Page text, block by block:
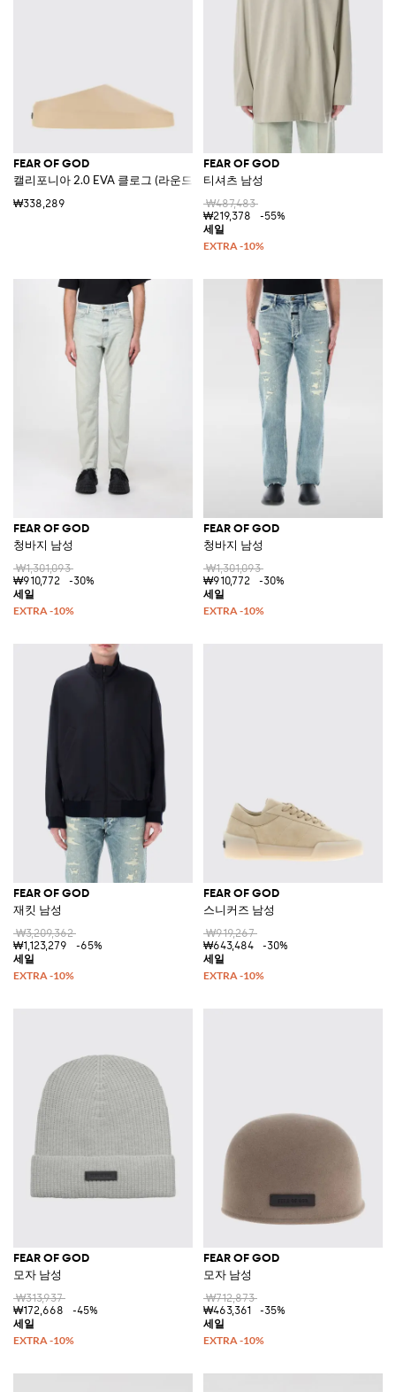
FEAR OF GOD
캘리포니아 2.0 EVA 클로그 (라운드 토 및 로고)
₩338,289
FEAR OF GOD
티셔츠 남성
₩487,483
₩219,378
-55%
FEAR OF GOD
청바지 남성
₩1,301,093
₩910,772
-30%
FEAR OF GOD
청바지 남성
₩1,301,093
₩910,772
-30%
FEAR OF GOD
재킷 남성
₩3,209,362
₩1,123,279
-65%
FEAR OF GOD
스니커즈 남성
₩919,267
₩643,484
-30%
FEAR OF GOD
모자 남성
₩313,937
₩172,668
-45%
FEAR OF GOD
모자 남성
₩712,873
₩463,361
-35%